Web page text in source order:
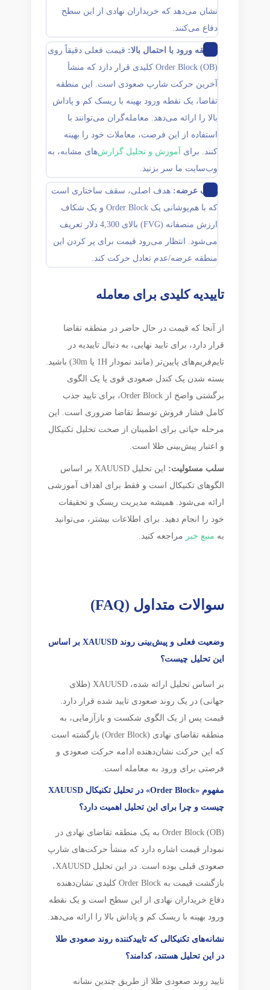
نشان می‌دهد که خریداران نهادی از این سطح
دفاع می‌کنند.
منطقه ورود با احتمال بالا: قیمت فعلی دقیقاً روی
Order Block (OB) کلیدی قرار دارد که منشأ
آخرین حرکت شارپ صعودی است. این منطقه
تقاضا، یک نقطه ورود بهینه با ریسک کم و پاداش
بالا را ارائه می‌دهد. معامله‌گران می‌توانند با
استفاده از این فرصت، معاملات خود را بهینه
کنند. برای
آموزش و تحلیل گزارش‌های مشابه، به
وب‌سایت ما سر بزنید.
هدف عرضه: هدف اصلی، سقف ساختاری است
که با هم‌پوشانی یک Order Block و یک شکاف
ارزش منصفانه (FVG) بالای 4,300 دلار تعریف
می‌شود. انتظار می‌رود قیمت برای پر کردن این
منطقه عرضه/عدم تعادل حرکت کند.
تاییدیه کلیدی برای معامله
از آنجا که قیمت در حال حاضر در منطقه تقاضا
قرار دارد، برای تایید نهایی، به دنبال تاییدیه در
تایم‌فریم‌های پایین‌تر (مانند نمودار 1H یا 30m) باشید.
بسته شدن یک کندل صعودی قوی یا یک الگوی
برگشتی واضح از Order Block، برای تایید جذب
کامل فشار فروش توسط تقاضا ضروری است. این
مرحله حیاتی برای اطمینان از صحت تحلیل تکنیکال
و اعتبار پیش‌بینی طلا است.
سلب مسئولیت:
این تحلیل XAUUSD بر اساس
الگوهای تکنیکال است و فقط برای اهداف آموزشی
ارائه می‌شود. همیشه مدیریت ریسک و تحقیقات
خود را انجام دهید. برای اطلاعات بیشتر، می‌توانید
به منبع خبر مراجعه کنید.
سوالات متداول (FAQ)
وضعیت فعلی و پیش‌بینی روند XAUUSD بر اساس
این تحلیل چیست؟
بر اساس تحلیل ارائه شده، XAUUSD (طلای
جهانی) در یک روند صعودی تایید شده قرار دارد.
قیمت پس از یک الگوی شکست و بازآزمایی، به
منطقه تقاضای نهادی (Order Block) بازگشته است
که این حرکت نشان‌دهنده ادامه حرکت صعودی و
فرصتی برای ورود به معامله است.
مفهوم «Order Block» در تحلیل تکنیکال XAUUSD
چیست و چرا برای این تحلیل اهمیت دارد؟
Order Block (OB) به یک منطقه تقاضای نهادی در
نمودار قیمت اشاره دارد که منشأ حرکت‌های شارپ
صعودی قبلی بوده است. در این تحلیل XAUUSD،
بازگشت قیمت به Order Block کلیدی نشان‌دهنده
دفاع خریداران نهادی از این سطح است و یک نقطه
ورود بهینه با ریسک کم و پاداش بالا را ارائه می‌دهد.
نشانه‌های تکنیکالی که تاییدکننده روند صعودی طلا
در این تحلیل هستند، کدامند؟
تایید روند صعودی طلا از طریق چندین نشانه